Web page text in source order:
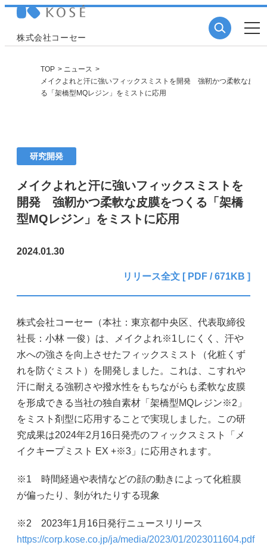
株式会社コーセー
TOP
ニュース
メイクよれと汗に強いフィックスミストを開発 強靭かつ柔軟な皮膜
る「架橋型MQレジン」をミストに応用
研究開発
メイクよれと汗に強いフィックスミストを
開発 強靭かつ柔軟な皮膜をつくる「架橋
型MQレジン」をミストに応用
2024.01.30
リリース全文 [ PDF / 671KB ]
株式会社コーセー（本社：東京都中央区、代表取締役
社長：小林 一俊）は、メイクよれ※1しにくく、汗や
水への強さを向上させたフィックスミスト（化粧くず
れを防ぐミスト）を開発しました。これは、こすれや
汗に耐える強靭さや撥水性をもちながらも柔軟な皮膜
を形成できる当社の独自素材「架橋型MQレジン※2」
をミスト剤型に応用することで実現しました。この研
究成果は2024年2月16日発売のフィックスミスト「メ
イクキープミスト EX +※3」に応用されます。
※1 時間経過や表情などの顔の動きによって化粧膜
が偏ったり、剝がれたりする現象
※2 2023年1月16日発行ニュースリリース
https://corp.kose.co.jp/ja/media/2023/01/2023011604.pdf